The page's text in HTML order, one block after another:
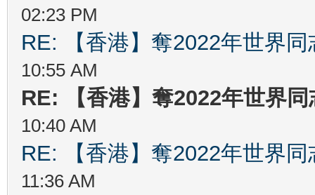
02:23 PM
RE: 【香港】奪2022年世界
10:55 AM
RE: 【香港】奪2022年世界
10:40 AM
RE: 【香港】奪2022年世界
11:36 AM